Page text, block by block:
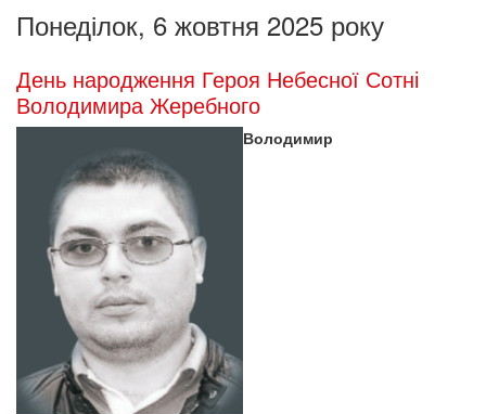
Понеділок, 6 жовтня 2025 року
День народження Героя Небесної Сотні
Володимира Жеребного
Володимир